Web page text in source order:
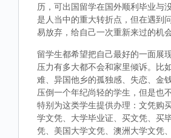
历，可出国留学在国外顺利毕业与
是人当中的重大转折点，但在遇到
易放弃，给自己一次重新来过的机
留学生都希望把自己最好的一面展
压力有多大都不会和家里倾诉。比
难、异国他乡的孤独感、失恋、金
压倒一个年纪尚轻的学生，但是也
特别为这类学生提供办理：文凭购
学文凭、大学毕业证、买文凭、买
凭、美国大学文凭、澳洲大学文凭